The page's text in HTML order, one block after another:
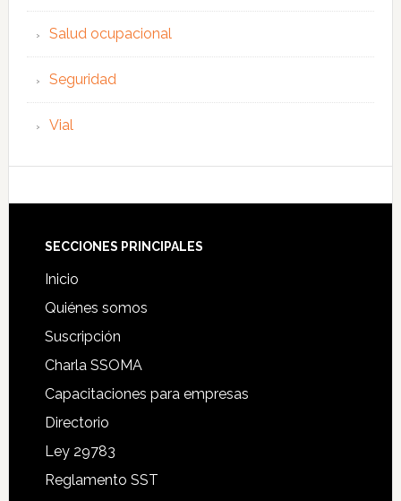
Salud ocupacional
Seguridad
Vial
Footer
SECCIONES PRINCIPALES
Inicio
Quiénes somos
Suscripción
Charla SSOMA
Capacitaciones para empresas
Directorio
Ley 29783
Reglamento SST